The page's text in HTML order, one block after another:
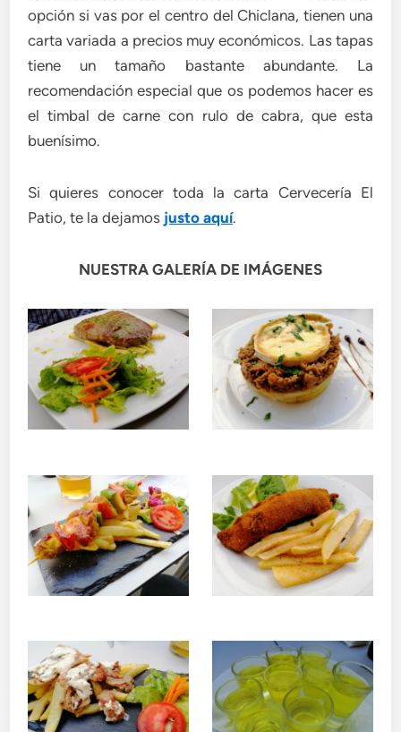
opción si vas por el centro del Chiclana, tienen una
carta variada a precios muy económicos. Las tapas
tiene un tamaño bastante abundante. La
recomendación especial que os podemos hacer es
el timbal de carne con rulo de cabra, que esta
buenísimo.
Si quieres conocer toda la carta Cervecería El
Patio, te la dejamos justo aquí.
NUESTRA GALERÍA DE IMÁGENES